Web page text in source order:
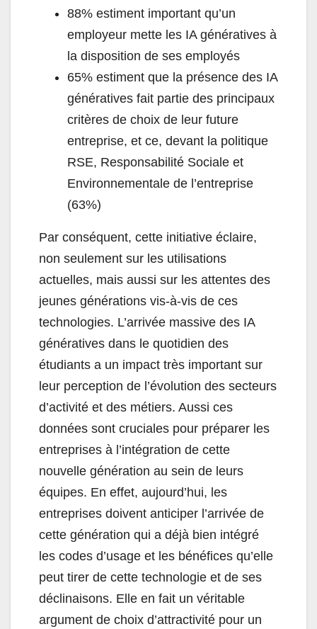
88% estiment important qu’un
employeur mette les IA génératives à
la disposition de ses employés
65% estiment que la présence des IA
génératives fait partie des principaux
critères de choix de leur future
entreprise, et ce, devant la politique
RSE, Responsabilité Sociale et
Environnementale de l’entreprise
(63%)
Par conséquent, cette initiative éclaire,
non seulement sur les utilisations
actuelles, mais aussi sur les attentes des
jeunes générations vis-à-vis de ces
technologies. L’arrivée massive des IA
génératives dans le quotidien des
étudiants a un impact très important sur
leur perception de l’évolution des secteurs
d’activité et des métiers. Aussi ces
données sont cruciales pour préparer les
entreprises à l’intégration de cette
nouvelle génération au sein de leurs
équipes. En effet, aujourd’hui, les
entreprises doivent anticiper l’arrivée de
cette génération qui a déjà bien intégré
les codes d’usage et les bénéfices qu’elle
peut tirer de cette technologie et de ses
déclinaisons. Elle en fait un véritable
argument de choix d’attractivité pour un